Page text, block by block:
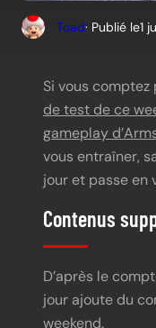
Toad· Publié le1
Si vous
de test de ce
gameplay
vous entraîner,
jour et passe en
Contenus
D’après le
jour ajoute du
weekend.